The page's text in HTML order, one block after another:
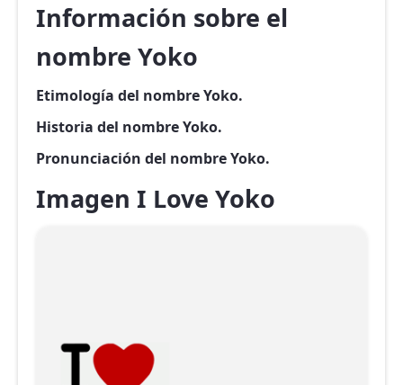
Información sobre el
nombre Yoko
Etimología del nombre Yoko.
Historia del nombre Yoko.
Pronunciación del nombre Yoko.
Imagen I Love Yoko